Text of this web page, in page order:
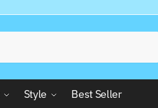
Style Best Seller